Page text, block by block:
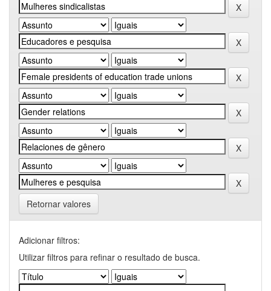
Retornar valores
Adicionar filtros:
Utilizar filtros para refinar o resultado de busca.